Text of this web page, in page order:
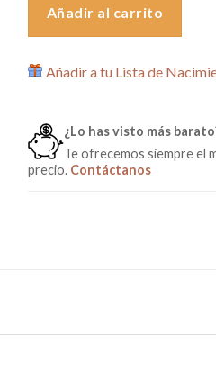
Añadir al carrito
Añadir a tu Lista de
¿Lo has visto más
Te ofrecemos siempre el
precio. Contáctanos